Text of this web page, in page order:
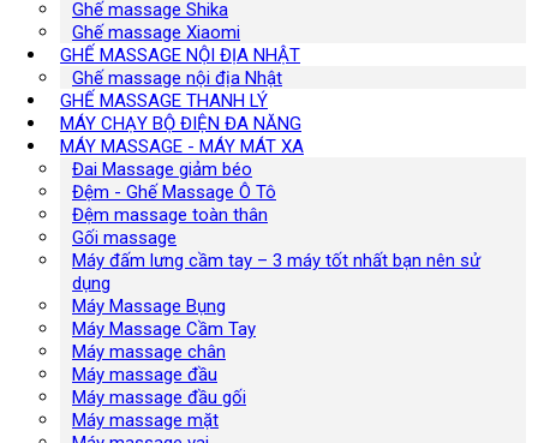
Ghế massage Shika
Ghế massage Xiaomi
GHẾ MASSAGE NỘI ĐỊA NHẬT
Ghế massage nội địa Nhật
GHẾ MASSAGE THANH LÝ
MÁY CHẠY BỘ ĐIỆN ĐA NĂNG
MÁY MASSAGE - MÁY MÁT XA
Đai Massage giảm béo
Đệm - Ghế Massage Ô Tô
Đệm massage toàn thân
Gối massage
Máy đấm lưng cầm tay – 3 máy tốt nhất bạn nên sử
dụng
Máy Massage Bụng
Máy Massage Cầm Tay
Máy massage chân
Máy massage đầu
Máy massage đầu gối
Máy massage mặt